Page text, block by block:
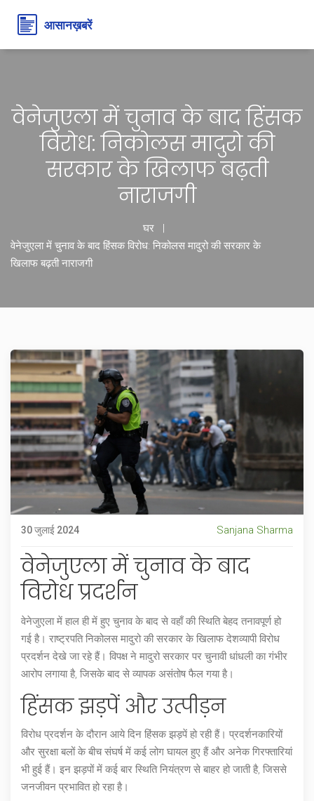
वेनेजुएला में चुनाव के बाद हिंसक
विरोध: निकोलस मादुरो की
सरकार के खिलाफ बढ़ती
नाराजगी
घर
वेनेजुएला में चुनाव के बाद हिंसक विरोध: निकोलस मादुरो की सरकार के
खिलाफ बढ़ती नाराजगी
30 जुलाई 2024 Sanjana Sharma
वेनेजुएला में चुनाव के बाद
विरोध प्रदर्शन
वेनेजुएला में हाल ही में हुए चुनाव के बाद से वहाँ की स्थिति बेहद तनावपूर्ण हो
गई है। राष्ट्रपति निकोलस मादुरो की सरकार के खिलाफ देशव्यापी विरोध
प्रदर्शन देखे जा रहे हैं। विपक्ष ने मादुरो सरकार पर चुनावी धांधली का गंभीर
आरोप लगाया है, जिसके बाद से व्यापक असंतोष फैल गया है।
हिंसक झड़पें और उत्पीड़न
विरोध प्रदर्शन के दौरान आये दिन हिंसक झड़पें हो रही हैं। प्रदर्शनकारियों
और सुरक्षा बलों के बीच संघर्ष में कई लोग घायल हुए हैं और अनेक गिरफ्तारियां
भी हुई हैं। इन झड़पों में कई बार स्थिति नियंत्रण से बाहर हो जाती है, जिससे
जनजीवन प्रभावित हो रहा है।